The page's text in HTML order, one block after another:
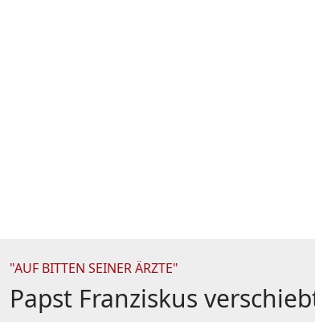
"AUF BITTEN SEINER ÄRZTE"
Papst Franziskus